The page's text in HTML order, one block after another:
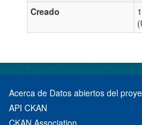
Creado
Acerca de Datos abiertos del
API CKAN